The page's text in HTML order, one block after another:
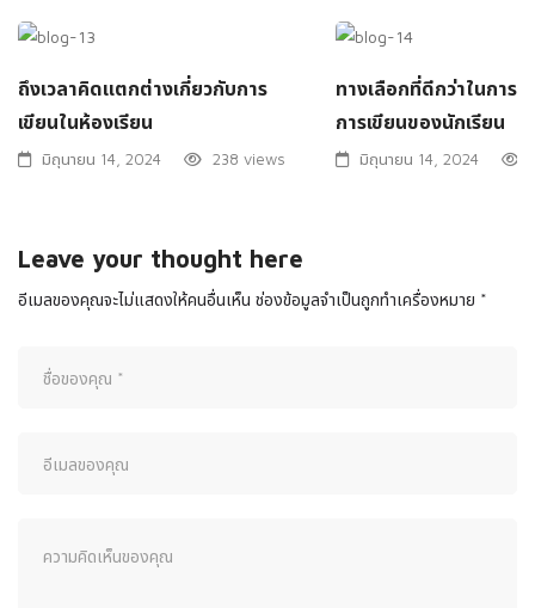
ถึงเวลาคิดแตกต่างเกี่ยวกับการ
เขียนในห้องเรียน
มิถุนายน 14, 2024 238 views
ทางเลือกที่ดีกว่าในการใ
การเขียนของนักเรียน
มิถุนายน 14, 2024
Leave your thought here
อีเมลของคุณจะไม่แสดงให้คนอื่นเห็น ช่องข้อมูลจำเป็นถูกทำเครื่องหมาย *